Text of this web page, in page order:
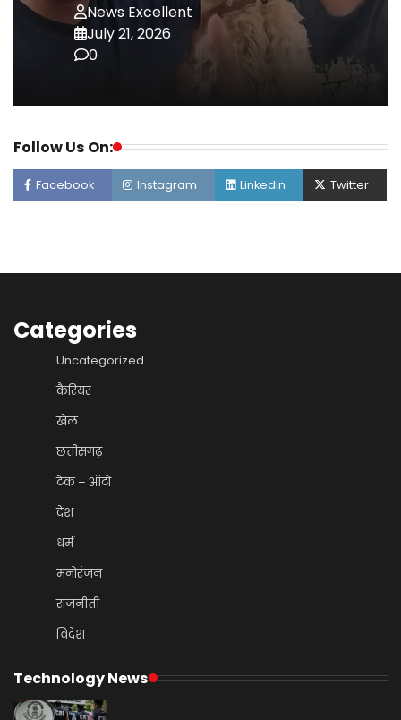
News Excellent
July 21, 2026
0
Follow Us On:
Facebook Instagram Linkedin Twitter
Categories
Uncategorized
कैरियर
खेल
छत्तीसगढ़
टेक – ऑटो
देश
धर्म
मनोरंजन
राजनीती
विदेश
Technology News